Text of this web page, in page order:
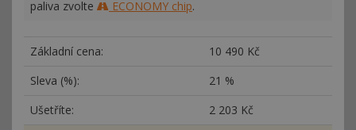
paliva zvolte
ECONOMY chip.
Základní cena: 10 490 Kč
Sleva (%):
21 %
Ušetříte:
2 203 Kč